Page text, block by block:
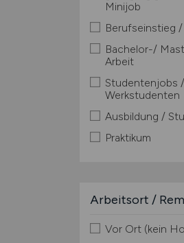
Minijob
Berufseinstieg /
Bachelor-/
Arbeit
Studentenjobs /
Werkstudenten
Ausbildung /
Praktikum
Arbeitsort /
Vor Ort (kein